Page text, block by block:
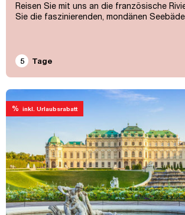
Reisen Sie mit uns an die französische
Sie die faszinierenden, mondänen
5 Tage
% inkl. Urlaubsrabatt